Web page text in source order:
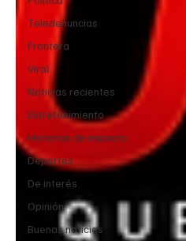
Teledenuncias
Frontera
Viral
Noticias recientes
Entretenimiento
Historias de impacto
Deportes
De interés
Opinión
Buenas noticias